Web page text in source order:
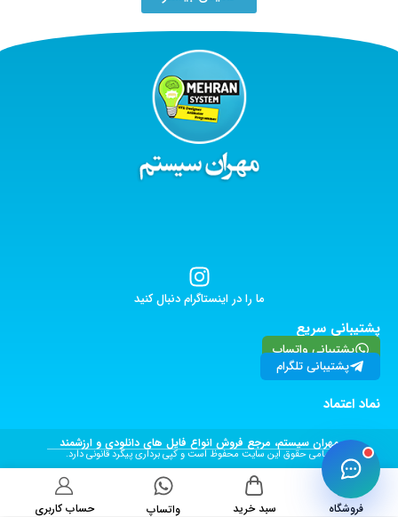
ما را در اینستاگرام دنبال کنید
پشتیبانی سریع
پشتیبانی واتساپ
پشتیبانی تلگرام
نماد اعتماد
مهران سیستم، مرجع فروش انواع فایل های دانلودی و ارزشمند
تمامی حقوق این سایت محفوظ است و کپی برداری پیگرد قانونی دارد.
فروشگاه سبد خرید واتساپ حساب کاربری